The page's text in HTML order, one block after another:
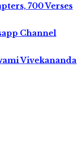
700 Verses
Channel
Vivekananda